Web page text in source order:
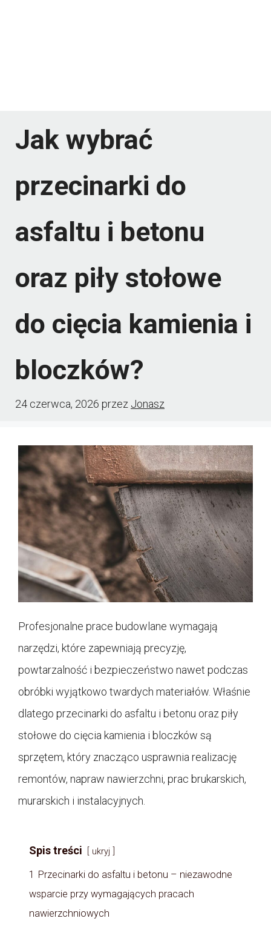
Jak wybrać
przecinarki do
asfaltu i betonu
oraz piły stołowe
do cięcia kamienia i
bloczków?
24 czerwca, 2026 przez Jonasz
Profesjonalne prace budowlane wymagają
narzędzi, które zapewniają precyzję,
powtarzalność i bezpieczeństwo nawet podczas
obróbki wyjątkowo twardych materiałów. Właśnie
dlatego przecinarki do asfaltu i betonu oraz piły
stołowe do cięcia kamienia i bloczków są
sprzętem, który znacząco usprawnia realizację
remontów, napraw nawierzchni, prac brukarskich,
murarskich i instalacyjnych.
Spis treści ukryj
1 Przecinarki do asfaltu i betonu – niezawodne
wsparcie przy wymagających pracach
nawierzchniowych